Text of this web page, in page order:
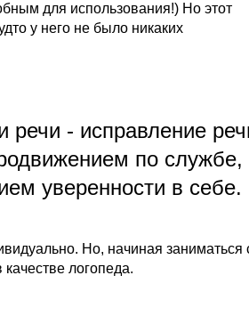
для использования!) Но этот
у него не было никаких
- исправление
по службе,
уверенности в себе.
Но, начиная заниматься
логопеда.